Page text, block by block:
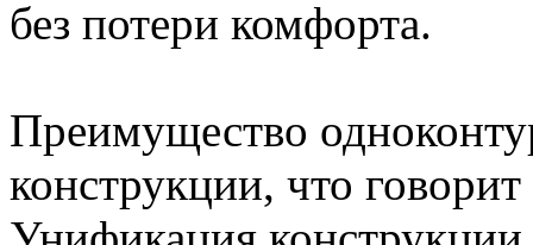
без потери комфорта.
Преимущество
конструкции, что